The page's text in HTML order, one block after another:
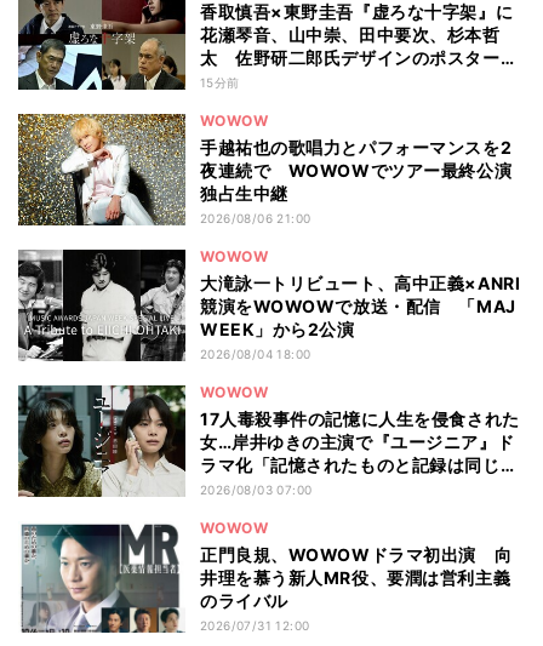
香取慎吾×東野圭吾『虚ろな十字架』に
花瀬琴音、山中崇、田中要次、杉本哲
太 佐野研二郎氏デザインのポスターも
公開
15分前
WOWOW
手越祐也の歌唱力とパフォーマンスを2
夜連続で WOWOWでツアー最終公演
独占生中継
2026/08/06 21:00
WOWOW
大滝詠一トリビュート、高中正義×ANRI
競演をWOWOWで放送・配信 「MAJ
WEEK」から2公演
2026/08/04 18:00
WOWOW
17人毒殺事件の記憶に人生を侵食された
女…岸井ゆきの主演で『ユージニア』ド
ラマ化「記憶されたものと記録は同じも
のではない」
2026/08/03 07:00
WOWOW
正門良規、WOWOWドラマ初出演 向
井理を慕う新人MR役、要潤は営利主義
のライバル
2026/07/31 12:00